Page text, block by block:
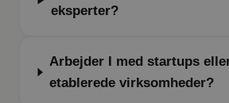
eksperter?
Arbejder I med startups
etablerede virksomheder?